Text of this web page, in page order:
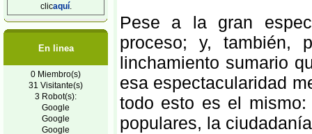
clicaquí.
En linea
0 Miembro(s)
31 Visitante(s)
3 Robot(s):
Google
Google
Google
Pese a la gran
proceso; y,
linchamiento sumario
esa espectacularidad
todo esto es el
populares, la